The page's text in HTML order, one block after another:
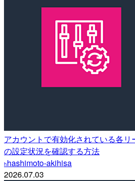
アカウントで有効化されている各
の設定状況を確認する方法
hhashimoto-akihisa
2026.07.03